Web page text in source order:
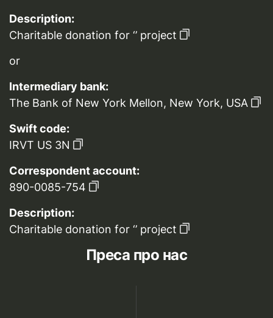
Description:
Charitable donation for ‘’ project
or
Intermediary bank:
The Bank of New York Mellon, New York, USA
Swift code:
IRVT US 3N
Correspondent account:
890-0085-754
Description:
Charitable donation for ‘’ project
Преса про нас